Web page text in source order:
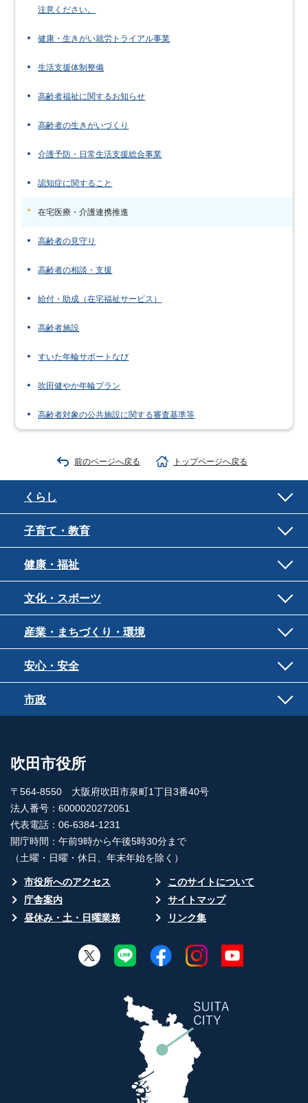
注意ください。
健康・生きがい就労トライアル事業
生活支援体制整備
高齢者福祉に関するお知らせ
高齢者の生きがいづくり
介護予防・日常生活支援総合事業
認知症に関すること
在宅医療・介護連携推進
高齢者の見守り
高齢者の相談・支援
給付・助成（在宅福祉サービス）
高齢者施設
すいた年輪サポートなび
吹田健やか年輪プラン
高齢者対象の公共施設に関する審査基準等
前のページへ戻る トップページへ戻る
くらし
子育て・教育
健康・福祉
文化・スポーツ
産業・まちづくり・環境
安心・安全
市政
吹田市役所
〒564-8550 大阪府吹田市泉町1丁目3番40号
法人番号：6000020272051
代表電話：06-6384-1231
開庁時間：午前9時から午後5時30分まで
（土曜・日曜・休日、年末年始を除く）
市役所へのアクセス
このサイトについて
庁舎案内
サイトマップ
昼休み・土・日曜業務
リンク集